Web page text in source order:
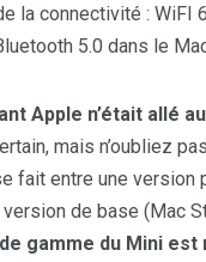
la connectivité : WiFI
5.0 dans le
Apple n’était allé
mais n’oubliez
fait entre une version
de base (Mac
gamme du Mini